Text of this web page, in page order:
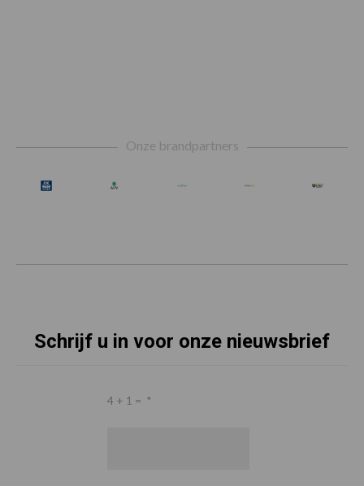
Onze brandpartners
Schrijf u in voor onze nieuwsbrief
4 + 1 = *